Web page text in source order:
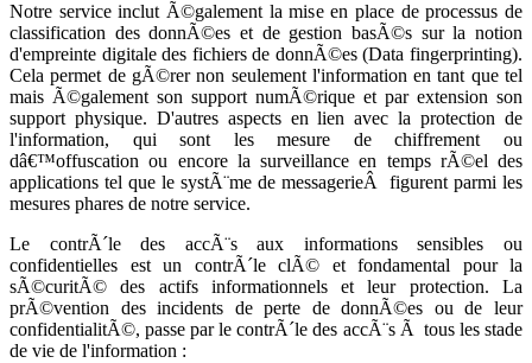
Notre service inclut Ã©galement la mise en place de processus de
classification des donnÃ©es et de gestion basÃ©s sur la notion
d'empreinte digitale des fichiers de donnÃ©es (Data fingerprinting).
Cela permet de gÃ©rer non seulement l'information en tant que tel
mais Ã©galement son support numÃ©rique et par extension son
support physique. D'autres aspects en lien avec la protection de
l'information, qui sont les mesure de chiffrement ou
dâ€™offuscation ou encore la surveillance en temps rÃ©el des
applications tel que le systÃ¨me de messagerieÂ figurent parmi les
mesures phares de notre service.
Le contrÃ´le des accÃ¨s aux informations sensibles ou
confidentielles est un contrÃ´le clÃ© et fondamental pour la
sÃ©curitÃ© des actifs informationnels et leur protection. La
prÃ©vention des incidents de perte de donnÃ©es ou de leur
confidentialitÃ©, passe par le contrÃ´le des accÃ¨s Ã tous les stade
de vie de l'information :